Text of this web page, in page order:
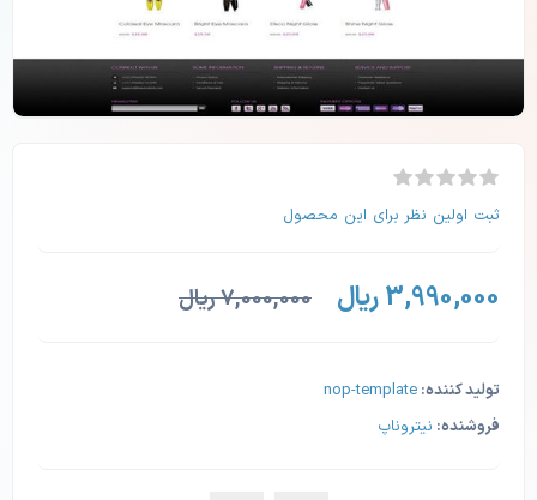
ثبت اولین نظر برای این محصول
3,990,000 ریال 7,000,000 ریال
تولید کننده: nop-template
فروشنده: نیتروناپ